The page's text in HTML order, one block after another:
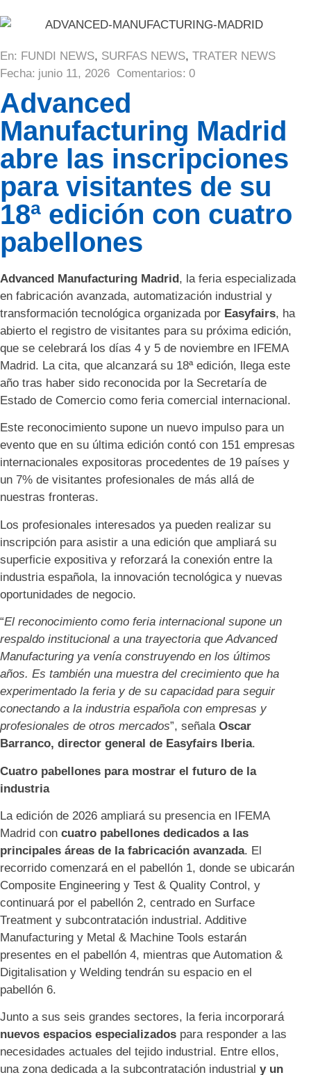
En: FUNDI NEWS, SURFAS NEWS, TRATER NEWS
Fecha: junio 11, 2026 Comentarios: 0
Advanced
Manufacturing Madrid
abre las inscripciones
para visitantes de su
18ª edición con cuatro
pabellones
Advanced Manufacturing Madrid, la feria especializada
en fabricación avanzada, automatización industrial y
transformación tecnológica organizada por Easyfairs, ha
abierto el registro de visitantes para su próxima edición,
que se celebrará los días 4 y 5 de noviembre en IFEMA
Madrid. La cita, que alcanzará su 18ª edición, llega este
año tras haber sido reconocida por la Secretaría de
Estado de Comercio como feria comercial internacional.
Este reconocimiento supone un nuevo impulso para un
evento que en su última edición contó con 151 empresas
internacionales expositoras procedentes de 19 países y
un 7% de visitantes profesionales de más allá de
nuestras fronteras.
Los profesionales interesados ya pueden realizar su
inscripción para asistir a una edición que ampliará su
superficie expositiva y reforzará la conexión entre la
industria española, la innovación tecnológica y nuevas
oportunidades de negocio.
“El reconocimiento como feria internacional supone un
respaldo institucional a una trayectoria que Advanced
Manufacturing ya venía construyendo en los últimos
años. Es también una muestra del crecimiento que ha
experimentado la feria y de su capacidad para seguir
conectando a la industria española con empresas y
profesionales de otros mercados”, señala Oscar
Barranco, director general de Easyfairs Iberia.
Cuatro pabellones para mostrar el futuro de la
industria
La edición de 2026 ampliará su presencia en IFEMA
Madrid con cuatro pabellones dedicados a las
principales áreas de la fabricación avanzada. El
recorrido comenzará en el pabellón 1, donde se ubicarán
Composite Engineering y Test & Quality Control, y
continuará por el pabellón 2, centrado en Surface
Treatment y subcontratación industrial. Additive
Manufacturing y Metal & Machine Tools estarán
presentes en el pabellón 4, mientras que Automation &
Digitalisation y Welding tendrán su espacio en el
pabellón 6.
Junto a sus seis grandes sectores, la feria incorporará
nuevos espacios especializados para responder a las
necesidades actuales del tejido industrial. Entre ellos,
una zona dedicada a la subcontratación industrial y un